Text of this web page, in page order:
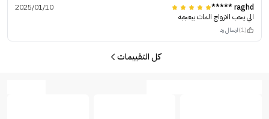
raghd *****
2025/01/10
الي يحب الارواج المات بيعجبه
(1) ارسال رد
كل التقييمات